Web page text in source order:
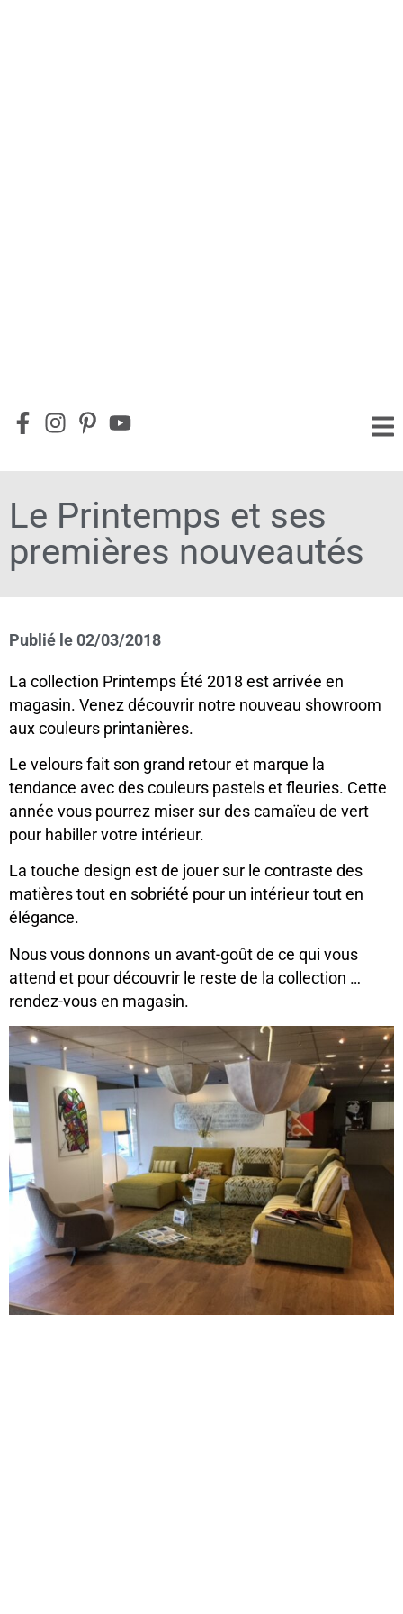
Le Printemps et ses
premières nouveautés
Publié le 02/03/2018
La collection Printemps Été 2018 est arrivée en
magasin. Venez découvrir notre nouveau showroom
aux couleurs printanières.
Le velours fait son grand retour et marque la
tendance avec des couleurs pastels et fleuries. Cette
année vous pourrez miser sur des camaïeu de vert
pour habiller votre intérieur.
La touche design est de jouer sur le contraste des
matières tout en sobriété pour un intérieur tout en
élégance.
Nous vous donnons un avant-goût de ce qui vous
attend et pour découvrir le reste de la collection …
rendez-vous en magasin.